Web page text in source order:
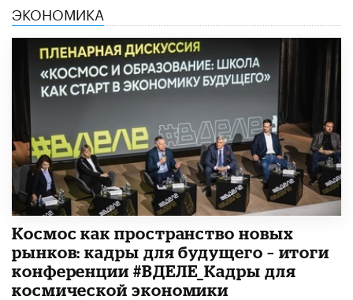
ЭКОНОМИКА
Космос как пространство новых
рынков: кадры для будущего – итоги
конференции #ВДЕЛЕ_Кадры для
космической экономики